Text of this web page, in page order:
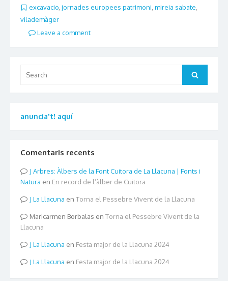
excavacio, jornades europees patrimoni, mireia sabate,
vilademàger
Leave a comment
for:
Search
anuncia't! aquí
Comentaris recents
Arbres: Àlbers de la Font Cuitora de La Llacuna | Fonts i
Natura en En record de l’àlber de Cuitora
La Llacuna en Torna el Pessebre Vivent de la Llacuna
Maricarmen Borbalas en Torna el Pessebre Vivent de la
Llacuna
La Llacuna en Festa major de la Llacuna 2024
La Llacuna en Festa major de la Llacuna 2024